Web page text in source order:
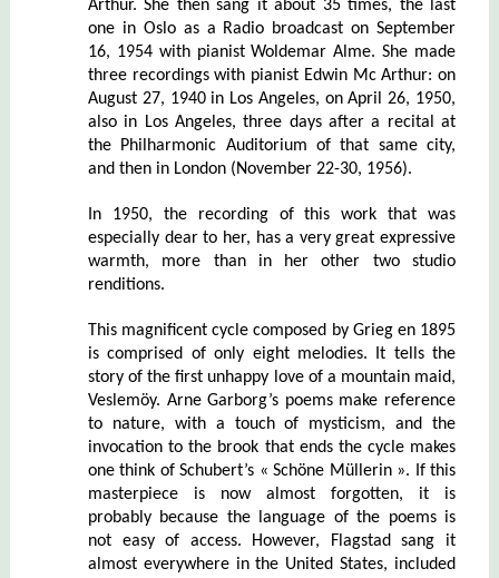
Arthur. She then sang it about 35 times, the last
one in Oslo as a Radio broadcast on September
16, 1954 with pianist Woldemar Alme. She made
three recordings with pianist Edwin Mc Arthur: on
August 27, 1940 in Los Angeles, on April 26, 1950,
also in Los Angeles, three days after a recital at
the Philharmonic Auditorium of that same city,
and then in London (November 22-30, 1956).
In 1950, the recording of this work that was
especially dear to her, has a very great expressive
warmth, more than in her other two studio
renditions.
This magnificent cycle composed by Grieg en 1895
is comprised of only eight melodies. It tells the
story of the first unhappy love of a mountain maid,
Veslemöy. Arne Garborg’s poems make reference
to nature, with a touch of mysticism, and the
invocation to the brook that ends the cycle makes
one think of Schubert’s « Schöne Müllerin ». If this
masterpiece is now almost forgotten, it is
probably because the language of the poems is
not easy of access. However, Flagstad sang it
almost everywhere in the United States, included